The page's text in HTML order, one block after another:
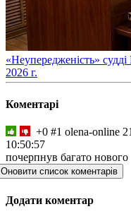
​«Неупередженість»
2026 г.
Коментарі
+0 #1 olena-online
10:50:57
почерпнув багато нового
Оновити список коментарів
Додати коментар